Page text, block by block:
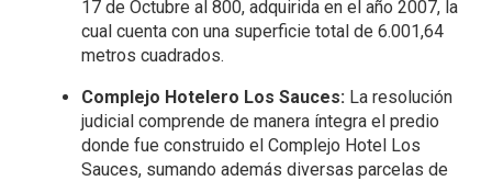
17 de Octubre al 800, adquirida en el año 2007, la
cual cuenta con una superficie total de 6.001,64
metros cuadrados.
Complejo Hotelero Los Sauces: La resolución
judicial comprende de manera íntegra el predio
donde fue construido el Complejo Hotel Los
Sauces, sumando además diversas parcelas de